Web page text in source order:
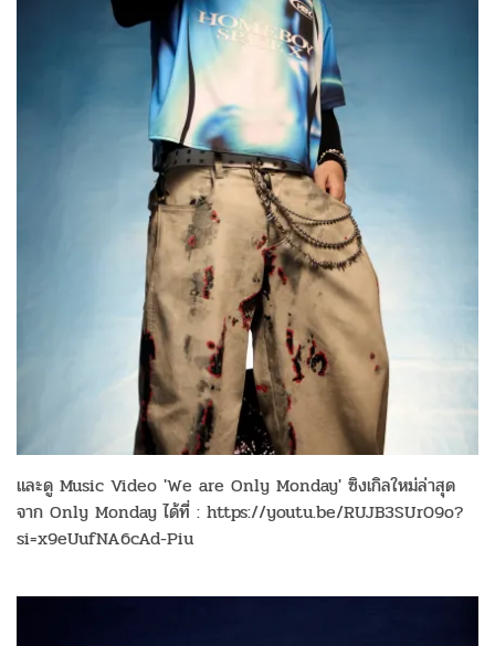
และดู Music Video 'We are Only Monday' ซิงเกิลใหม่ล่าสุด
จาก Only Monday ได้ที่ : https://youtu.be/RUJB3SUr09o?
si=x9eUufNA6cAd-Piu